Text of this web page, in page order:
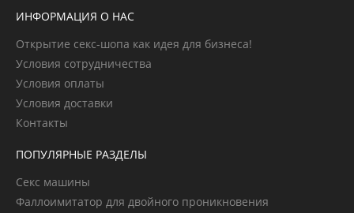
ИНФОРМАЦИЯ О НАС
Открытие секс-шопа как идея для бизнеса!
Условия сотрудничества
Условия оплаты
Условия доставки
Контакты
ПОПУЛЯРНЫЕ РАЗДЕЛЫ
Секс машины
Фаллоимитатор для двойного проникновения